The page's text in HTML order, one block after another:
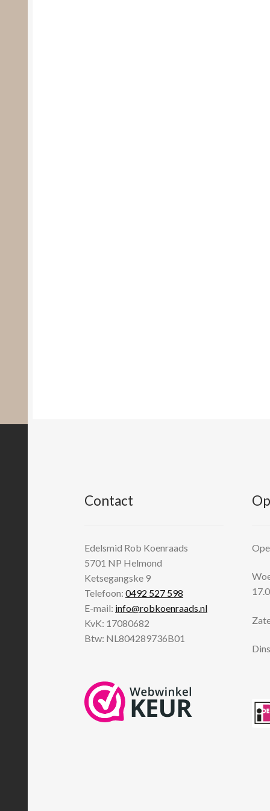
Contact
Edelsmid Rob Koenraads
5701 NP Helmond
Ketsegangske 9
Telefoon:0492 527 598
E-mail: info@robkoenraads.nl
KvK: 17080682
Btw: NL804289736B01